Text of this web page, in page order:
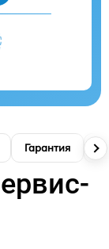
Гарантия